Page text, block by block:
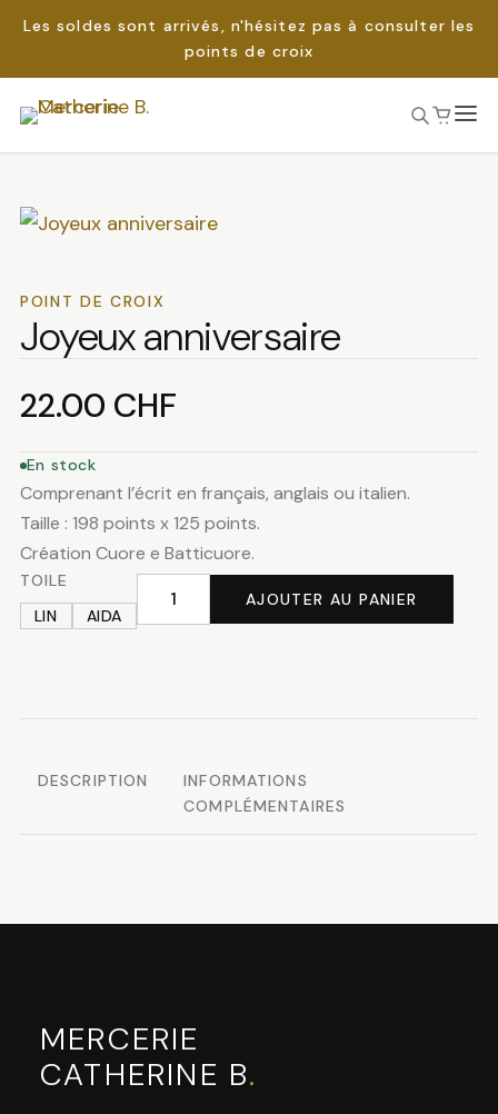
Les soldes sont arrivés, n'hésitez pas à consulter les
points de croix
Passer
POINT DE CROIX
Joyeux anniversaire
22.00 CHF
En stock
Comprenant l’écrit en français, anglais ou italien.
Taille : 198 points x 125 points.
Création Cuore e Batticuore.
TOILE
LIN
AIDA
quantité
AJOUTER AU PANIER
DESCRIPTION
INFORMATIONS
COMPLÉMENTAIRES
MERCERIE
CATHERINE B.